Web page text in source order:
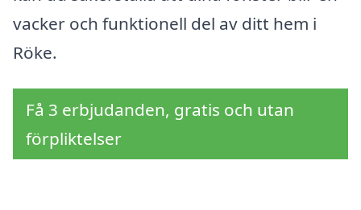
vacker och funktionell del av ditt hem i
Röke.
Få 3 erbjudanden, gratis och utan
förpliktelser